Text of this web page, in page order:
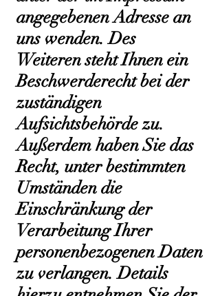
angegebenen Adresse an
uns wenden. Des
Weiteren steht Ihnen ein
Beschwerderecht bei der
zuständigen
Aufsichtsbehörde zu.
Außerdem haben Sie das
Recht, unter bestimmten
Umständen die
Einschränkung der
Verarbeitung Ihrer
personenbezogenen Daten
zu verlangen. Details